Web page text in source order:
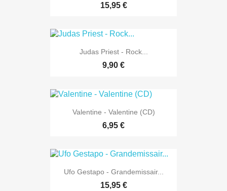
15,95 €
Judas Priest - Rock...
9,90 €
Valentine - Valentine (CD)
6,95 €
Ufo Gestapo - Grandemissair...
15,95 €